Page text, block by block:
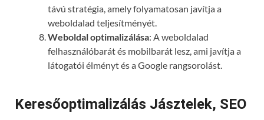
távú stratégia, amely folyamatosan javítja a
weboldalad teljesítményét.
Weboldal optimalizálása: A weboldalad
felhasználóbarát és mobilbarát lesz, ami javítja a
látogatói élményt és a Google rangsorolást.
Keresőoptimalizálás Jásztelek, SEO